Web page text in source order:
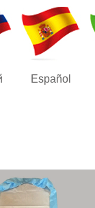
Español